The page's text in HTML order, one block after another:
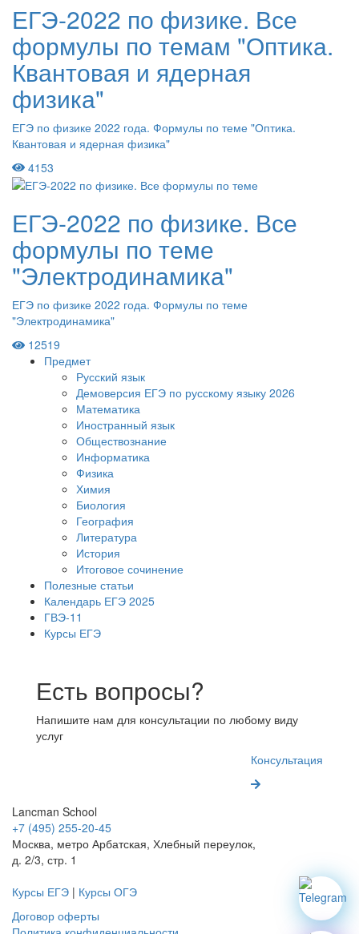
ЕГЭ-2022 по физике. Все
формулы по темам "Оптика.
Квантовая и ядерная
физика"
ЕГЭ по физике 2022 года. Формулы по теме "Оптика.
Квантовая и ядерная физика"
4153
ЕГЭ-2022 по физике. Все
формулы по теме
"Электродинамика"
ЕГЭ по физике 2022 года. Формулы по теме
"Электродинамика"
12519
Предмет
Русский язык
Демоверсия ЕГЭ по русскому языку 2026
Математика
Иностранный язык
Обществознание
Информатика
Физика
Химия
Биология
География
Литература
История
Итоговое сочинение
Полезные статьи
Календарь ЕГЭ 2025
ГВЭ-11
Курсы ЕГЭ
Есть вопросы?
Напишите нам для консультации по любому виду
услуг
Консультация
Lancman School
+7 (495) 255-20-45
Москва, метро Арбатская, Хлебный переулок,
д. 2/3, стр. 1
Курсы ЕГЭ | Курсы ОГЭ
Договор оферты